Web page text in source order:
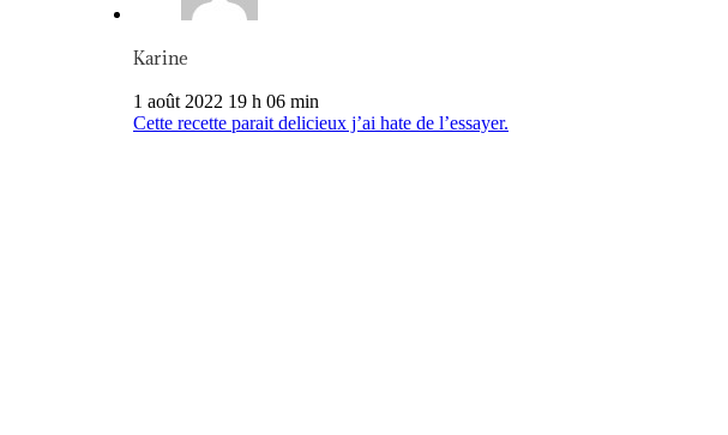
Karine
1 août 2022 19 h 06 min
Cette recette parait delicieux j’ai hate de l’essayer.